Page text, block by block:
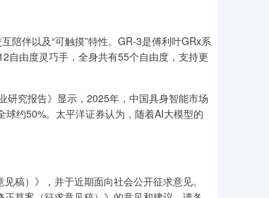
陪伴以及“可触摸”特性。GR-3是傅利叶GRx系
自由度灵巧手，全身共有55个自由度，支持更
研究报告》显示，2025年，中国具身智能市场
约50%。太平洋证券认为，随着AI大模型的
稿）》，并于近期面向社会公开征求意见。